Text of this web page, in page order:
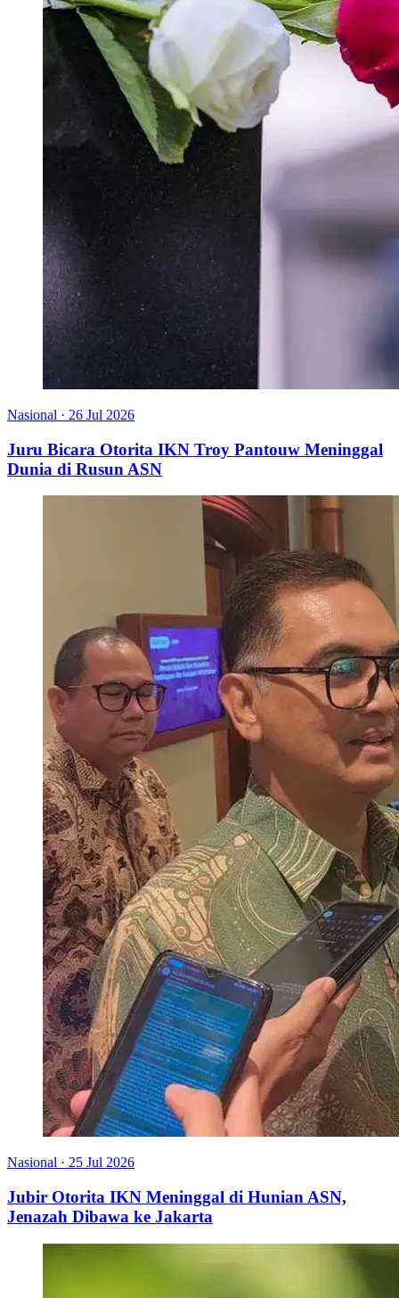
Nasional · 26 Jul 2026
Juru Bicara Otorita IKN Troy Pantouw Meninggal
Dunia di Rusun ASN
Nasional · 25 Jul 2026
Jubir Otorita IKN Meninggal di Hunian ASN,
Jenazah Dibawa ke Jakarta